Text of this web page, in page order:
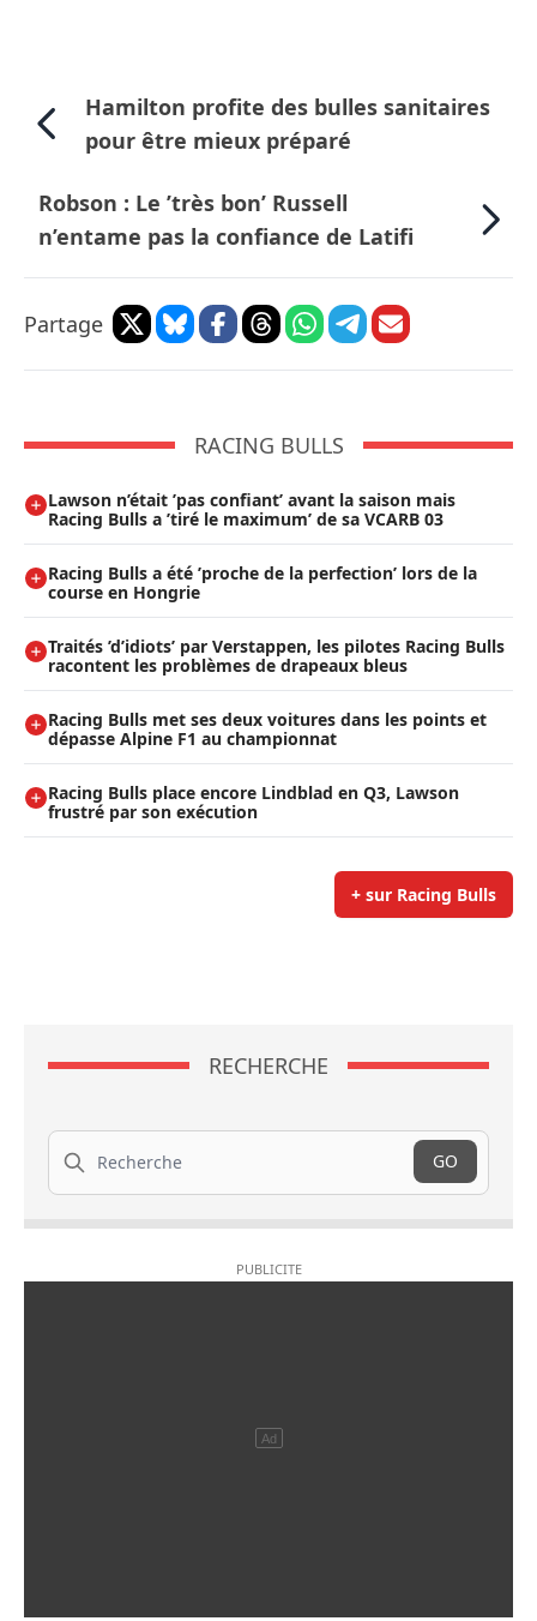
Hamilton profite des bulles sanitaires
pour être mieux préparé
Robson : Le ’très bon’ Russell
n’entame pas la confiance de Latifi
Partage
RACING BULLS
Lawson n’était ’pas confiant’ avant la saison mais
Racing Bulls a ’tiré le maximum’ de sa VCARB 03
Racing Bulls a été ’proche de la perfection’ lors de la
course en Hongrie
Traités ’d’idiots’ par Verstappen, les pilotes Racing Bulls
racontent les problèmes de drapeaux bleus
Racing Bulls met ses deux voitures dans les points et
dépasse Alpine F1 au championnat
Racing Bulls place encore Lindblad en Q3, Lawson
frustré par son exécution
+ sur Racing Bulls
RECHERCHE
Recherche
GO